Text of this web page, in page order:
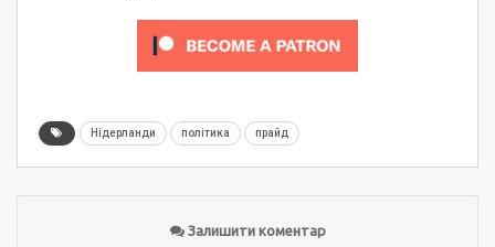
Нідерланди політика прайд
Залишити коментар